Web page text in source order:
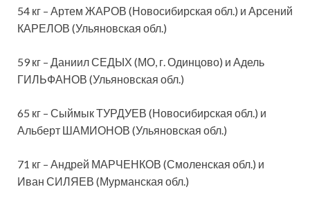
54 кг – Артем ЖАРОВ (Новосибирская обл.) и Арсений
КАРЕЛОВ (Ульяновская обл.)
59 кг – Даниил СЕДЫХ (МО, г. Одинцово) и Адель
ГИЛЬФАНОВ (Ульяновская обл.)
65 кг – Сыймык ТУРДУЕВ (Новосибирская обл.) и
Альберт ШАМИОНОВ (Ульяновская обл.)
71 кг – Андрей МАРЧЕНКОВ (Смоленская обл.) и
Иван СИЛЯЕВ (Мурманская обл.)